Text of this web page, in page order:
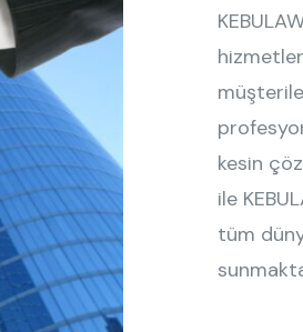
kesin
ile
tüm